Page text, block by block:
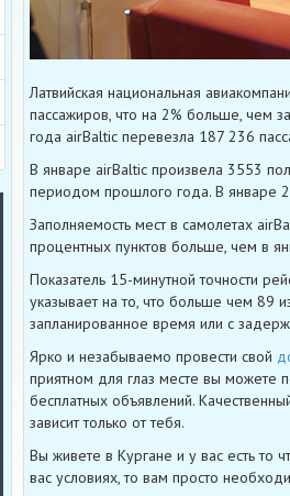
Латвийская национальная
пассажиров, что на 2% больше, чем
года airBaltic перевезла 187 236
В январе airBaltic произвела 3553
периодом прошлого года. В январе
Заполняемость мест в самолетах
процентных пунктов больше, чем в
Показатель 15-минутной точности
указывает на то, что больше чем 89
запланированное время или с
Ярко и незабываемо провести свой
приятном для глаз месте вы можете
бесплатных объявлений.
зависит только от тебя.
Вы живете в Кургане и у вас есть то
вас условиях, то вам просто